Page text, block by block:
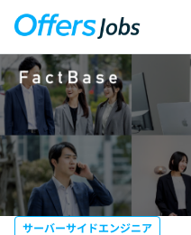
サーバーサイドエンジニア